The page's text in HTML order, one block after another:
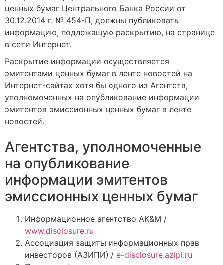
ценных бумаг Центрального Банка России от
30.12.2014 г. № 454-П, должны публиковать
информацию, подлежащую раскрытию, на странице
в сети Интернет.
Раскрытие информации осуществляется
эмитентами ценных бумаг в ленте новостей на
Интернет-сайтах хотя бы одного из Агентств,
уполномоченных на опубликование информации
эмитентов эмиссионных ценных бумаг в ленте
новостей.
Агентства, уполномоченные
на опубликование
информации эмитентов
эмиссионных ценных бумаг
Информационное агентство AK&M /
www.disclosure.ru
Ассоциация защиты информационных прав
инвесторов (АЗИПИ) / e-disclosure.azipi.ru